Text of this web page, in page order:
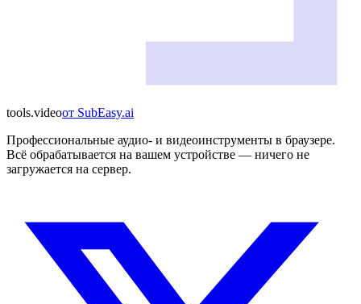
tools.videoот SubEasy.ai
Профессиональные аудио- и видеоинструменты в браузере.
Всё обрабатывается на вашем устройстве — ничего не
загружается на сервер.